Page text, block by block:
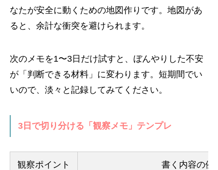
なたが安全に動くための地図作りです。地図があ
ると、余計な衝突を避けられます。
次のメモを1〜3日だけ試すと、ぼんやりした不安
が「判断できる材料」に変わります。短期間でい
いので、淡々と記録してみてください。
3日で切り分ける「観察メモ」テンプレ
観察ポイント 書く内容の例